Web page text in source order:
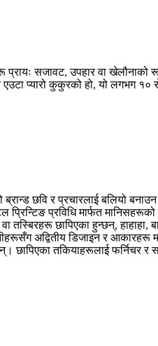
सजावट, उपहार वा खेलौनाको
एउटा प्यारो कुकुरको हो, यो लगभग
छवि र प्रचारलाई बलियो बनाउन
प्रविधि मार्फत
छापिएका हुन्छन्, हाहाहा,
अद्वितीय डिजाइन र
तकियाहरूलाई फर्निचर